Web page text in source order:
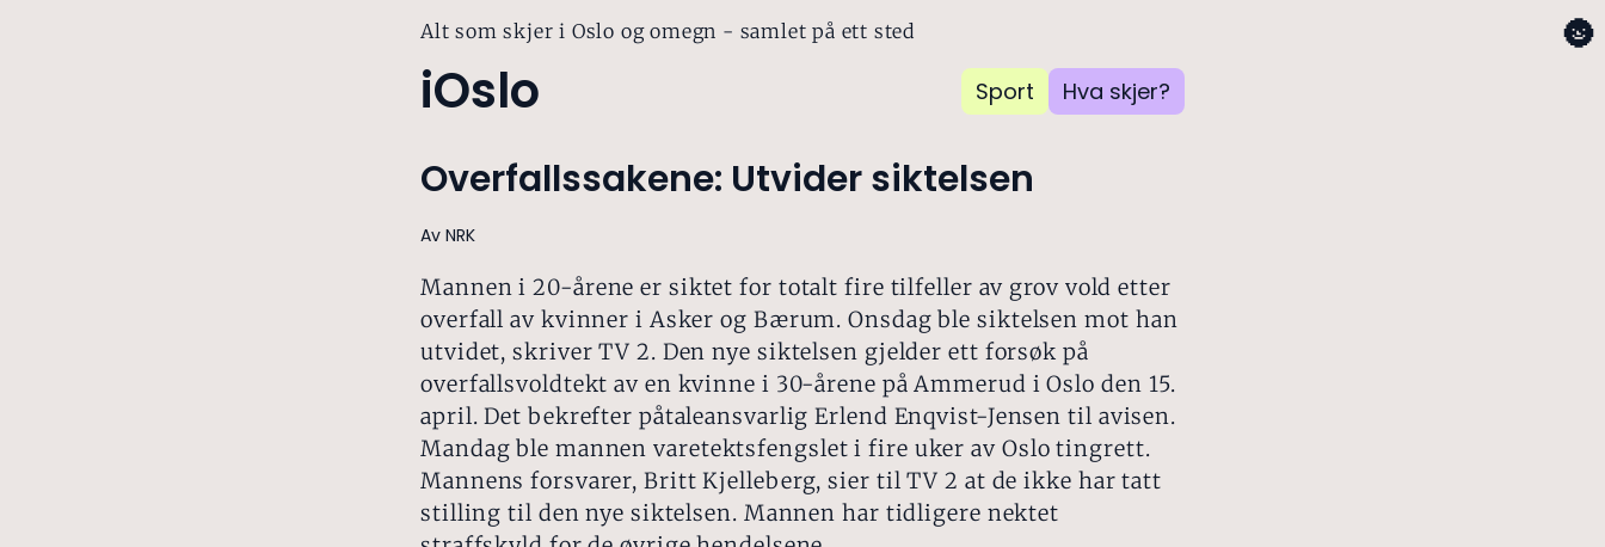
Alt som skjer i Oslo og omegn - samlet på ett sted
iOslo Sport Hva skjer?
🌚
Overfallssakene: Utvider siktelsen
Av NRK
Mannen i 20-årene er siktet for totalt fire tilfeller av grov vold etter
overfall av kvinner i Asker og Bærum. Onsdag ble siktelsen mot han
utvidet, skriver TV 2. Den nye siktelsen gjelder ett forsøk på
overfallsvoldtekt av en kvinne i 30-årene på Ammerud i Oslo den 15.
april. Det bekrefter påtaleansvarlig Erlend Enqvist-Jensen til avisen.
Mandag ble mannen varetektsfengslet i fire uker av Oslo tingrett.
Mannens forsvarer, Britt Kjelleberg, sier til TV 2 at de ikke har tatt
stilling til den nye siktelsen. Mannen har tidligere nektet